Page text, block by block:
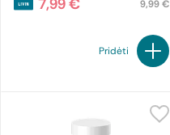
7,99 € 9,99 €
Pridėti